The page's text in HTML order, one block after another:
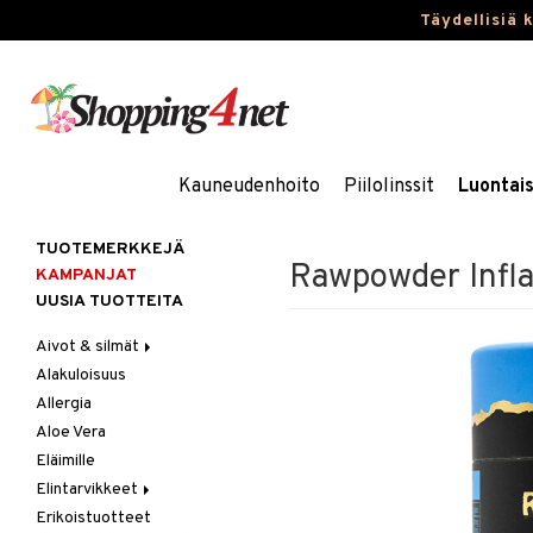
Täydellisiä
Kauneudenhoito Piilolinssit
Rawpowder
TUOTEMERKKEJÄ
KAMPANJAT
UUSIA TUOTTEITA
Aivot & silmät
Muisti
Rasvahapot
Silmät
Alakuloisuus
Allergia
Aloe Vera
Eläimille
Elintarvikkeet
Hedelmät & pähkinät
Erikoistuotteet